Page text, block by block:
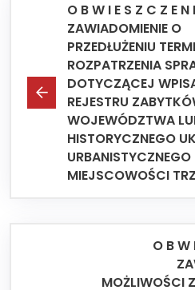
O B W I E S Z C Z E N
ZAWIADOMIENIE O
PRZEDŁUŻENIU
ROZPATRZENIA
DOTYCZĄCEJ
REJESTRU
WOJEWÓDZTWA
HISTORYCZNEGO
URBANISTYCZNEGO
MIEJSCOWOŚCI
O B W
MOŻLIWOŚCI